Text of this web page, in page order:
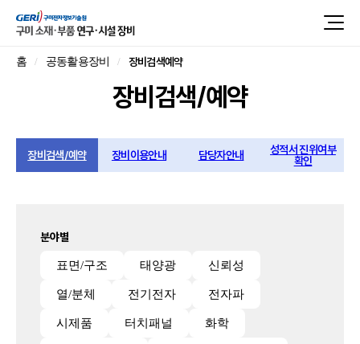
홈 공동활용장비 장비검색예약
장비검색/예약
장비검색/예약 장비이용안내 담당자안내 성적서 진위여부
확인
분야별
표면/구조 태양광 신뢰성
열/분체 전기전자 전자파
시제품 터치패널 화학